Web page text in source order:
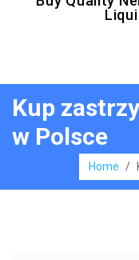
Kup
w Polsce
Home /